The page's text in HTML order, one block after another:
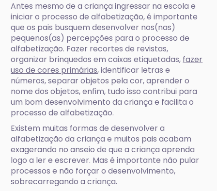
Antes mesmo de a criança ingressar na escola e
iniciar o processo de alfabetização, é importante
que os pais busquem desenvolver nos(nas)
pequenos(as) percepções para o processo de
alfabetização. Fazer recortes de revistas,
organizar brinquedos em caixas etiquetadas, fazer
uso de cores primárias, identificar letras e
números, separar objetos pela cor, aprender o
nome dos objetos, enfim, tudo isso contribui para
um bom desenvolvimento da criança e facilita o
processo de alfabetização.
Existem muitas formas de desenvolver a
alfabetização da criança e muitos pais acabam
exagerando no anseio de que a criança aprenda
logo a ler e escrever. Mas é importante não pular
processos e não forçar o desenvolvimento,
sobrecarregando a criança.